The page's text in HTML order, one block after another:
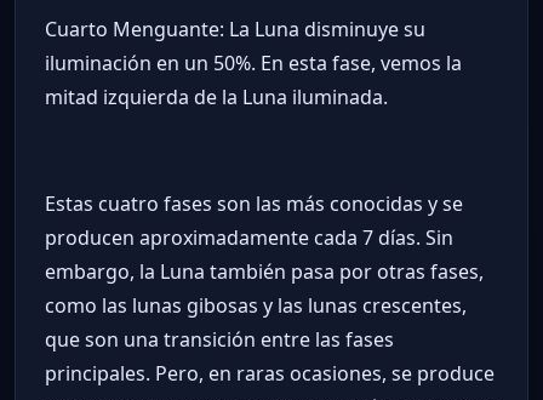
Cuarto Menguante: La Luna disminuye su
iluminación en un 50%. En esta fase, vemos la
mitad izquierda de la Luna iluminada.
Estas cuatro fases son las más conocidas y se
producen aproximadamente cada 7 días. Sin
embargo, la Luna también pasa por otras fases,
como las lunas gibosas y las lunas crescentes,
que son una transición entre las fases
principales. Pero, en raras ocasiones, se produce